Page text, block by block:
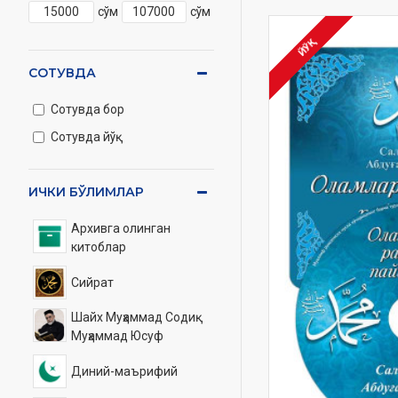
сўм сўм
ИЧКИ БЎЛИМЛАР
Архивга олинган
китоблар
Сийрат
Шайх Муҳаммад Содиқ
Муҳаммад Юсуф
Диний-маърифий
СОТУВДА
Сотувда бор
Сотувда йўқ
ЙЎҚ